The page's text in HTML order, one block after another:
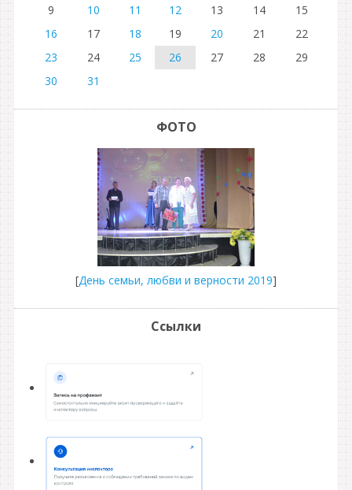
9
10 11 12 13 14
15
16
17 18 19 20 21
22
23
24 25 26 27 28
29
30
31
ФОТО
[День семьи, любви и верности 2019]
Ссылки